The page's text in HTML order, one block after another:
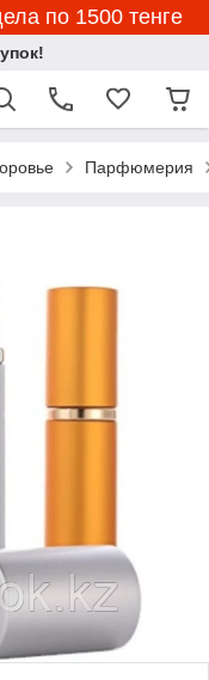
по 1500 тенге
Парфюмерия